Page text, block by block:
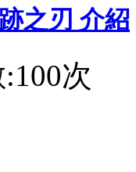
之刃 介紹
次